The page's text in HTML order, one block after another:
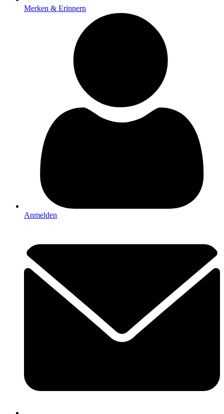
Merken & Erinnern
Anmelden